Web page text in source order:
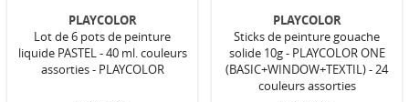
PLAYCOLOR
Lot de 6 pots de peinture
liquide PASTEL - 40 ml. couleurs
assorties - PLAYCOLOR
PLAYCOLOR
Sticks de peinture gouache
solide 10g - PLAYCOLOR ONE
(BASIC+WINDOW+TEXTIL) - 24
couleurs assorties